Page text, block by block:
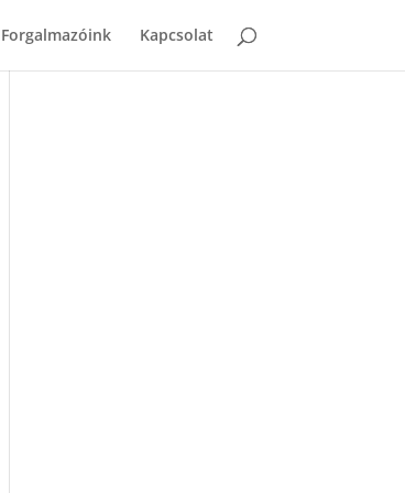
Forgalmazóink Kapcsolat